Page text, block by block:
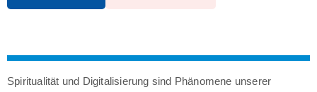
Spiritualität und Digitalisierung sind Phänomene unserer